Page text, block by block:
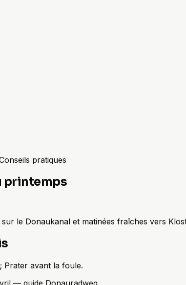
pratiques
printemps
le Donaukanal et matinées fraîches vers
Prater avant la foule.
— guide Donauradweg.